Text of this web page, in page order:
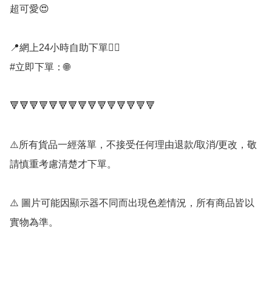
超可愛😍
📍網上24小時自助下單👍🏻
#立即下單：🌐
🔻🔻🔻🔻🔻🔻🔻🔻🔻🔻🔻🔻🔻🔻🔻
⚠️所有貨品一經落單，不接受任何理由退款/取消/更改，敬
請慎重考慮清楚才下單。
⚠️ 圖片可能因顯示器不同而出現色差情況，所有商品皆以
實物為準。